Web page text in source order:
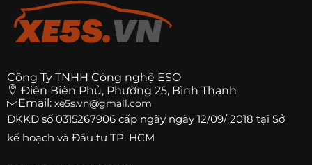
Công Ty TNHH Công nghệ ESO
Điện Biên Phủ, Phường 25, Bình Thạnh
Email: xe5s.vn@gmail.com
ĐKKD số 0315267906 cấp ngày ngày 12/09/ 2018 tại Sở
kế hoạch và Đầu tư TP. HCM